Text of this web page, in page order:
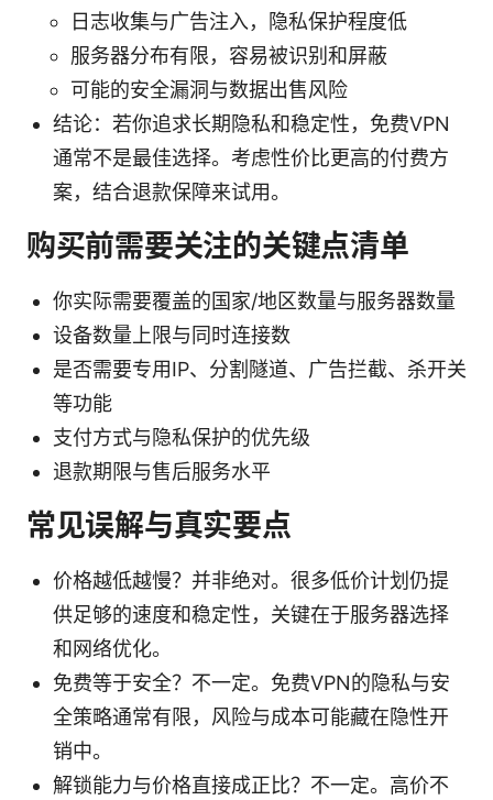
日志收集与广告注入，隐私保护程度低
服务器分布有限，容易被识别和屏蔽
可能的安全漏洞与数据出售风险
结论：若你追求长期隐私和稳定性，免费VPN
通常不是最佳选择。考虑性价比更高的付费方
案，结合退款保障来试用。
购买前需要关注的关键点清单
你实际需要覆盖的国家/地区数量与服务器数量
设备数量上限与同时连接数
是否需要专用IP、分割隧道、广告拦截、杀开关
等功能
支付方式与隐私保护的优先级
退款期限与售后服务水平
常见误解与真实要点
价格越低越慢？并非绝对。很多低价计划仍提
供足够的速度和稳定性，关键在于服务器选择
和网络优化。
免费等于安全？不一定。免费VPN的隐私与安
全策略通常有限，风险与成本可能藏在隐性开
销中。
解锁能力与价格直接成正比？不一定。高价不